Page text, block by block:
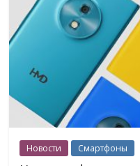
Новости Смартфоны